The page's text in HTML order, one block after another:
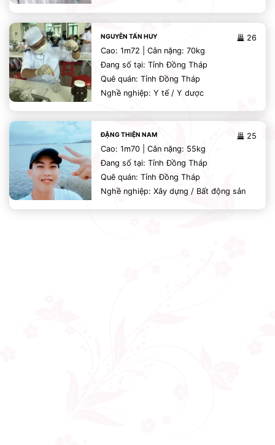
26
NGUYỄN TẤN HUY
Cao: 1m72 | Cân nặng: 70kg
Đang số tại: Tỉnh Đồng Tháp
Quê quán: Tỉnh Đồng Tháp
Nghề nghiệp: Y tế / Y dược
25
ĐẶNG THIỆN NAM
Cao: 1m70 | Cân nặng: 55kg
Đang số tại: Tỉnh Đồng Tháp
Quê quán: Tỉnh Đồng Tháp
Nghề nghiệp: Xây dựng / Bất động sản